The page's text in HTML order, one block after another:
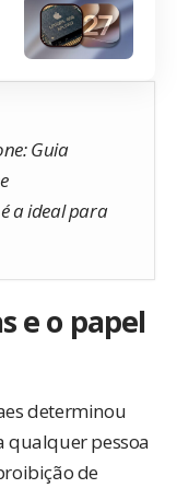
Guia
a ideal para
e o papel
determinou
qualquer pessoa
de